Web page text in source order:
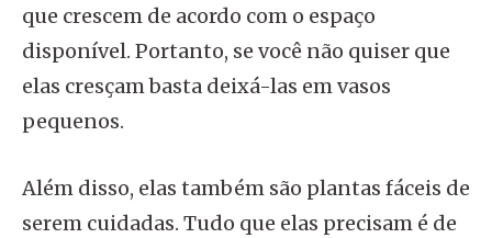
que crescem de acordo com o espaço
disponível. Portanto, se você não quiser que
elas cresçam basta deixá-las em vasos
pequenos.
Além disso, elas também são plantas fáceis de
serem cuidadas. Tudo que elas precisam é de